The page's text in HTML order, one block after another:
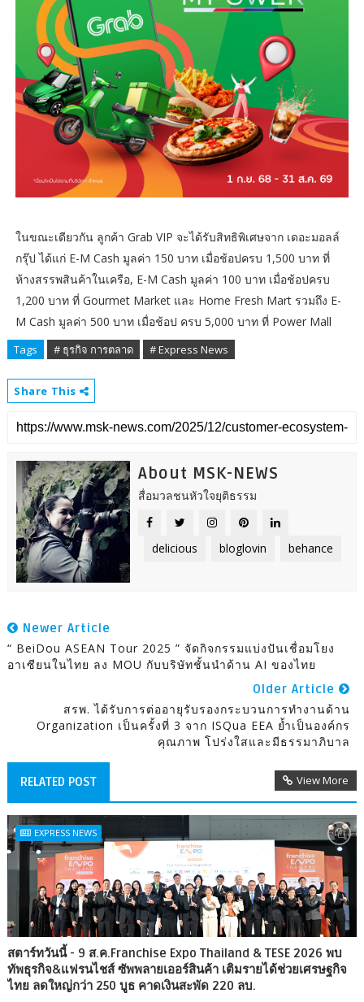
ในขณะเดียวกัน ลูกค้า Grab VIP จะได้รับสิทธิพิเศษจาก เดอะมอลล์
กรุ๊ป ได้แก่ E-M Cash มูลค่า 150 บาท เมื่อช้อปครบ 1,500 บาท ที่
ห้างสรรพสินค้าในเครือ, E-M Cash มูลค่า 100 บาท เมื่อช้อปครบ
1,200 บาท ที่ Gourmet Market และ Home Fresh Mart รวมถึง E-
M Cash มูลค่า 500 บาท เมื่อช้อป ครบ 5,000 บาท ที่ Power Mall
Tags # ธุรกิจ การตลาด # Express News
Share This
About MSK-NEWS
สื่อมวลชนหัวใจยุติธรรม
delicious bloglovin behance
Newer Article
“ BeiDou ASEAN Tour 2025 ” จัดกิจกรรมแบ่งปันเชื่อมโยง
อาเซียนในไทย ลง MOU กับบริษัทชั้นนำด้าน AI ของไทย
Older Article
สรพ. ได้รับการต่ออายุรับรองกระบวนการทำงานด้าน
Organization เป็นครั้งที่ 3 จาก ISQua EEA ย้ำเป็นองค์กร
คุณภาพ โปร่งใสและมีธรรมาภิบาล
RELATED POST View More
EXPRESS NEWS
สตาร์ทวันนี้ - 9 ส.ค.Franchise Expo Thailand & TESE 2026 พบ
ทัพธุรกิจ&แฟรนไชส์ ซัพพลายเออร์สินค้า เติมรายได้ช่วยเศรษฐกิจ
ไทย ลดใหญ่กว่า 250 บูธ คาดเงินสะพัด 220 ลบ.